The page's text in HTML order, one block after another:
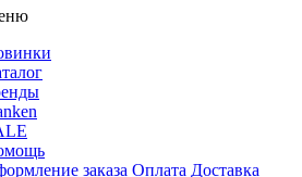
заказа Оплата Доставка